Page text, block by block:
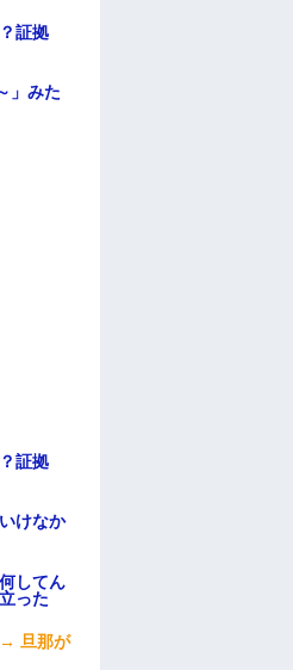
証拠
」みた
証拠
けなか
してん
った
→ 旦那が